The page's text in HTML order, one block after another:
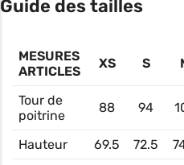
Guide des tailles
MESURES
ARTICLES
XS S
Tour de
poitrine
88 94
Hauteur 69.5 72.5